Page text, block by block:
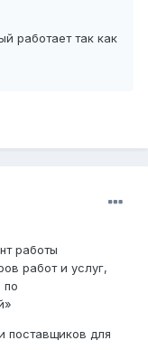
работает так как
работы
работ и услуг,
по
поставщиков для